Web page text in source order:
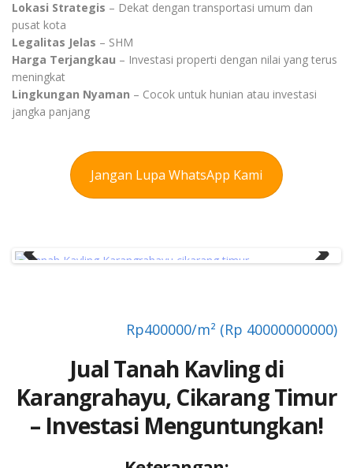
pusat kota
Legalitas Jelas
– SHM
Harga Terjangkau
– Investasi properti dengan nilai yang terus
meningkat
Lingkungan Nyaman
– Cocok untuk hunian atau investasi
jangka panjang
Jangan Lupa WhatsApp Kami
Rp400000/m² (Rp 40000000000)
Jual Tanah Kavling di
Karangrahayu, Cikarang Timur
– Investasi Menguntungkan!